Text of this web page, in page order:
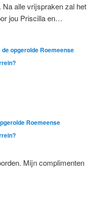
alle vrijspraken zal het
jou Priscilla en…
opgerolde Roemeense
Roemeense
Mijn complimenten